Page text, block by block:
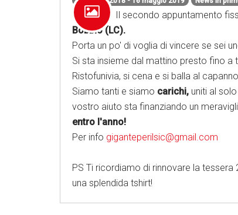
17/03/18 Il secondo appuntamento
Bobbio (LC).
Porta un po' di voglia di vincere se sei
Si sta insieme dal mattino presto fino a
Ristofunivia, si cena e si balla al
Siamo tanti e siamo carichi, uniti al
vostro aiuto sta finanziando un
entro l'anno!
Per info giganteperilsic@gmail.com
PS Ti ricordiamo di rinnovare la
una splendida tshirt!